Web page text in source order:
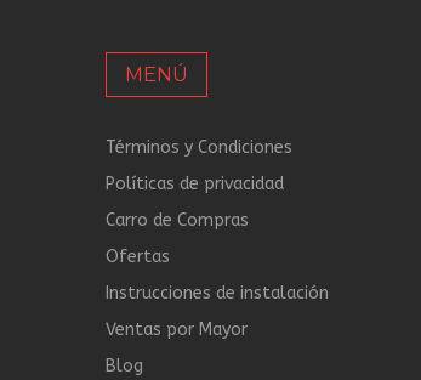
MENÚ
Términos y Condiciones
Políticas de privacidad
Carro de Compras
Ofertas
Instrucciones de instalación
Ventas por Mayor
Blog